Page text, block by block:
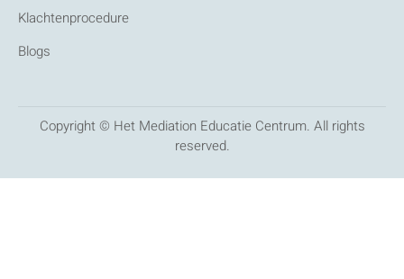
Klachtenprocedure
Blogs
Copyright © Het Mediation Educatie Centrum. All rights
reserved.